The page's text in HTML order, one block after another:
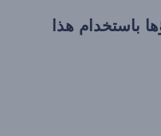
باستخدام هذا